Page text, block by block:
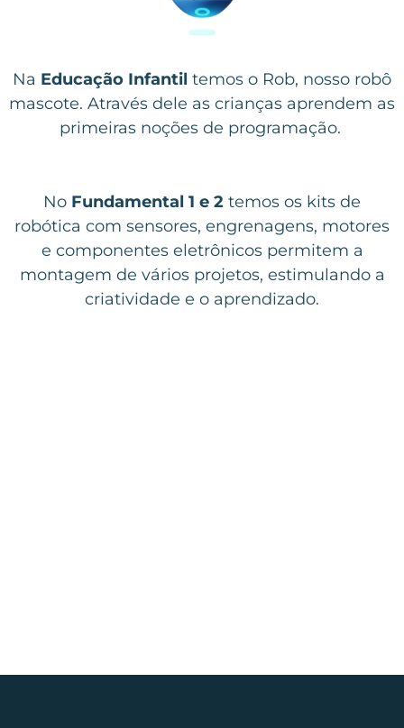
Na Educação Infantil temos o Rob, nosso robô
mascote. Através dele as crianças aprendem as
primeiras noções de programação.
No Fundamental 1 e 2 temos os kits de
robótica com sensores, engrenagens, motores
e componentes eletrônicos permitem a
montagem de vários projetos, estimulando a
criatividade e o aprendizado.